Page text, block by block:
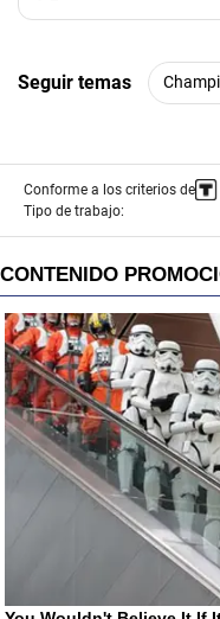
Seguir temas
Conforme a los criterios de
Tipo de trabajo: